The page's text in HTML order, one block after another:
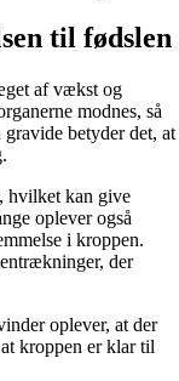
til fødslen
af vækst og
modnes, så
betyder det, at
hvilket kan give
oplever også
i kroppen.
der
oplever, at der
kroppen er klar til